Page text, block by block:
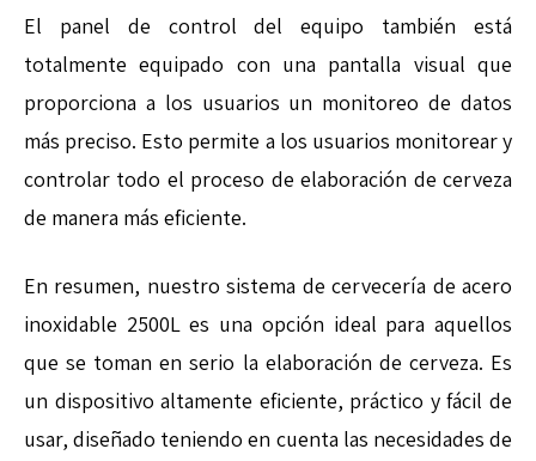
El panel de control del equipo también está
totalmente equipado con una pantalla visual que
proporciona a los usuarios un monitoreo de datos
más preciso. Esto permite a los usuarios monitorear y
controlar todo el proceso de elaboración de cerveza
de manera más eficiente.
En resumen, nuestro sistema de cervecería de acero
inoxidable 2500L es una opción ideal para aquellos
que se toman en serio la elaboración de cerveza. Es
un dispositivo altamente eficiente, práctico y fácil de
usar, diseñado teniendo en cuenta las necesidades de